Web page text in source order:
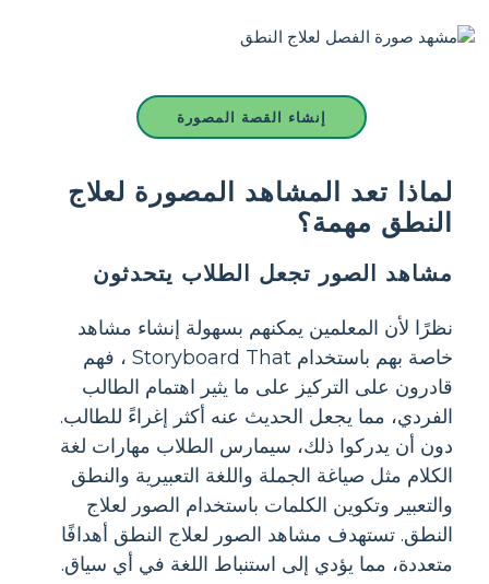
إنشاء القصة المصورة
لماذا تعد المشاهد المصورة لعلاج
النطق مهمة؟
مشاهد الصور تجعل الطلاب يتحدثون
نظرًا لأن المعلمين يمكنهم بسهولة إنشاء مشاهد
خاصة بهم باستخدام Storyboard That ، فهم
قادرون على التركيز على ما يثير اهتمام الطالب
الفردي، مما يجعل الحديث عنه أكثر إغراءً للطالب.
دون أن يدركوا ذلك، سيمارس الطلاب مهارات لغة
الكلام مثل صياغة الجملة واللغة التعبيرية والنطق
والتعبير وتكوين الكلمات باستخدام الصور لعلاج
النطق. تستهدف مشاهد الصور لعلاج النطق أهدافًا
متعددة، مما يؤدي إلى استنباط اللغة في أي سياق.